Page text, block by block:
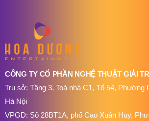
CÔNG TY CỔ PHẦN NGHỆ THUẬT GIẢI
Trụ sở: Tầng 3, Toà nhà C1, Tổ 54, Phường
Hà Nội
VPGD: Số 28BT1A, phố Cao Xuân Huy,